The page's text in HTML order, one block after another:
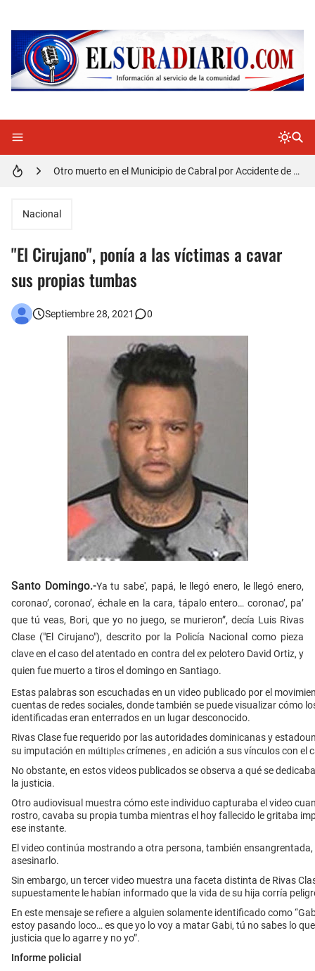
Jóvenes de Cabral aclaran mal entendido en tienda de celulares en Barahona
Otro muerto en el Municipio de Cabral por Accidente de Tránsito
Asaltantes hieren de bala joven Cabraleño en la carretera Cabral – Barahona
Nacional
"El Cirujano", ponía a las víctimas a cavar
sus propias tumbas
Septiembre 28, 2021 0
Santo Domingo.-Ya tu sabe', papá, le llegó enero, le llegó enero,
coronao’, coronao’, échale en la cara, tápalo entero… coronao’, pa’
que tú veas, Bori, que yo no juego, se murieron”, decía Luis Rivas
Clase ("El Cirujano"), descrito por la Policía Nacional como pieza
clave en el caso del atentado en contra del ex pelotero David Ortiz, y
quien fue muerto a tiros el domingo en Santiago.
Estas palabras son escuchadas en un video publicado por el
cuentas de redes sociales, donde también se puede visualizar cómo
identificadas eran enterrados en un lugar desconocido.
Rivas Clase fue requerido por las autoridades dominicanas y
su imputación en múltiplescrímenes, en adición a sus vínculos con el
No obstante, en estos videos publicados se observa a qué se
la justicia.
Otro audiovisual muestra cómo este individuo capturaba el video
rostro, cavaba su propia tumba mientras el hoy fallecido le gritaba
ese instante.
El video continúa mostrando a otra persona, también
asesinarlo.
Sin embargo, un tercer video muestra una faceta distinta de Rivas
supuestamente le habían informado que la vida de su hija corría
En este mensaje se refiere a alguien solamente identificado como
estoy pasando loco… es que yo lo voy a matar Gabi, tú no sabes lo
justicia que lo agarre y no yo”.
Informe policial